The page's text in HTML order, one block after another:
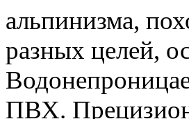
альпинизма,
разных целей,
ПВХ.